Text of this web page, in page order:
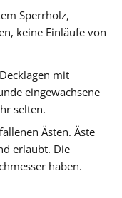
Sperrholz,
keine Einläufe von
mit
eingewachsene
selten.
Ästen. Äste
erlaubt. Die
haben.